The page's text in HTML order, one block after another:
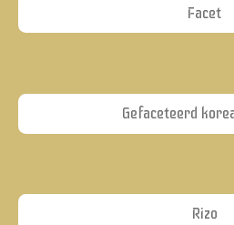
Facet
Gefaceteerd
Rizo